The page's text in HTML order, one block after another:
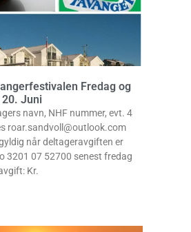
Fredag og
Juni
navn, NHF nummer, evt. 4
roar.sandvoll@outlook.com
når deltageravgiften er
3201 07 52700 senest fredag
Kr.